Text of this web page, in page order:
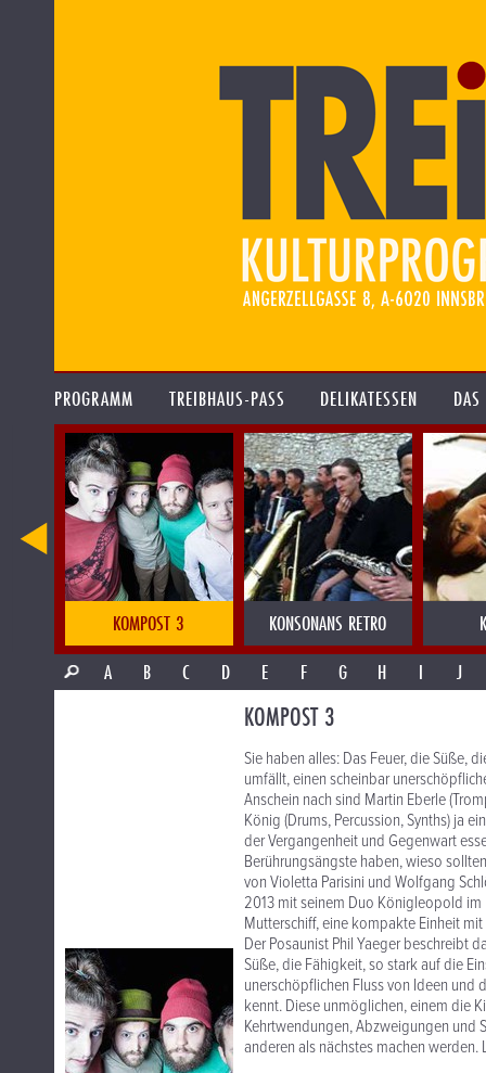
PROGRAMM TREIBHAUS-PASS DELIKATESSEN
KOMPOST 3 KONSONANS RETRO
A
B C D E F G H I J
KOMPOST 3
Sie haben alles: Das Feuer, die Süße,
umfällt, einen scheinbar
Anschein nach sind Martin Eberle
König (Drums, Percussion, Synths) ja
der Vergangenheit und Gegenwart
Berührungsängste haben, wieso
von Violetta Parisini und Wolfgang
2013 mit seinem Duo Königleopold im
Mutterschiff, eine kompakte Einheit
Der Posaunist Phil Yaeger beschreibt
Süße, die Fähigkeit, so stark auf die
unerschöpflichen Fluss von Ideen und
kennt. Diese unmöglichen, einem die
Kehrtwendungen, Abzweigungen
anderen als nächstes machen werden.